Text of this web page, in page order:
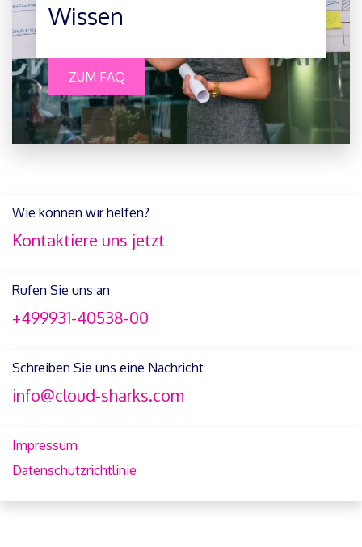
Wissen
ZUM FAQ
Wie können wir helfen?
Kontaktiere uns jetzt
Rufen Sie uns an
+499931-40538-00
Schreiben Sie uns eine Nachricht
info@cloud-sharks.com
Impressum
Datenschutzrichtlinie